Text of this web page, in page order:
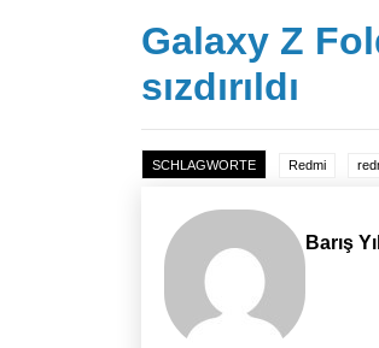
Galaxy Z
sızdırıldı
SCHLAGWORTE Redmi
Barış